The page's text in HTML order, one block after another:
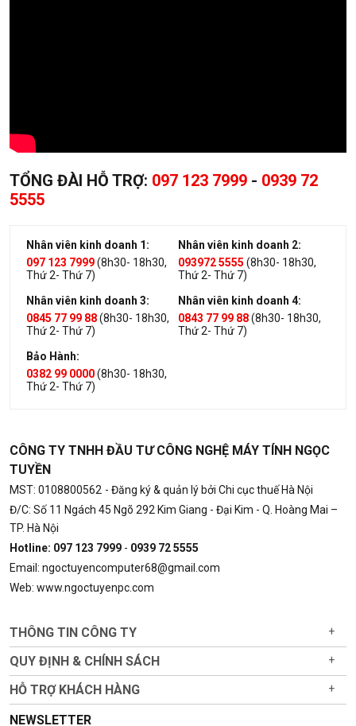
TỔNG ĐÀI HỖ TRỢ: 097 123 7999 - 0939 72
5555
Nhân viên kinh doanh 1:
097 123 7999(8h30- 18h30,
Thứ 2- Thứ 7)
Nhân viên kinh doanh 2:
093972 5555 (8h30- 18h30,
Thứ 2- Thứ 7)
Nhân viên kinh doanh 3:
0845 77 99 88(8h30- 18h30,
Thứ 2- Thứ 7)
Nhân viên kinh doanh 4:
0843 77 99 88(8h30- 18h30,
Thứ 2- Thứ 7)
Bảo Hành:
0382 99 0000(8h30- 18h30,
Thứ 2- Thứ 7)
CÔNG TY TNHH ĐẦU TƯ CÔNG NGHỆ MÁY TÍNH NGỌC
TUYỀN
MST: 0108800562 - Đăng ký & quản lý bởi Chi cục thuế Hà Nội
Đ/C: Số 11 Ngách 45 Ngõ 292 Kim Giang - Đại Kim - Q. Hoàng Mai –
TP. Hà Nội
Hotline: 097 123 7999 - 0939 72 5555
Email: ngoctuyencomputer68@gmail.com
Web: www.ngoctuyenpc.com
THÔNG TIN CÔNG TY +
QUY ĐỊNH & CHÍNH SÁCH +
HỖ TRỢ KHÁCH HÀNG +
NEWSLETTER